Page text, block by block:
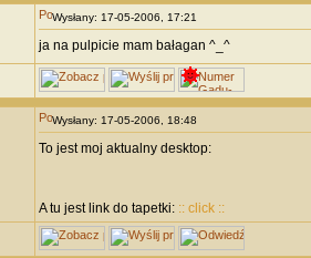
Wysłany: 17-05-2006, 17:21
ja na pulpicie mam bałagan ^_^
Wysłany: 17-05-2006, 18:48
To jest moj aktualny desktop:
A tu jest link do tapetki: :: click ::